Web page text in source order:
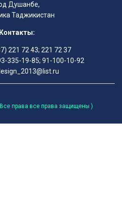
Душанбе,
Таджикистан
Контакты:
221 72 43; 221 72 37
335-19-85; 91-100-10-92
права все права защищены )